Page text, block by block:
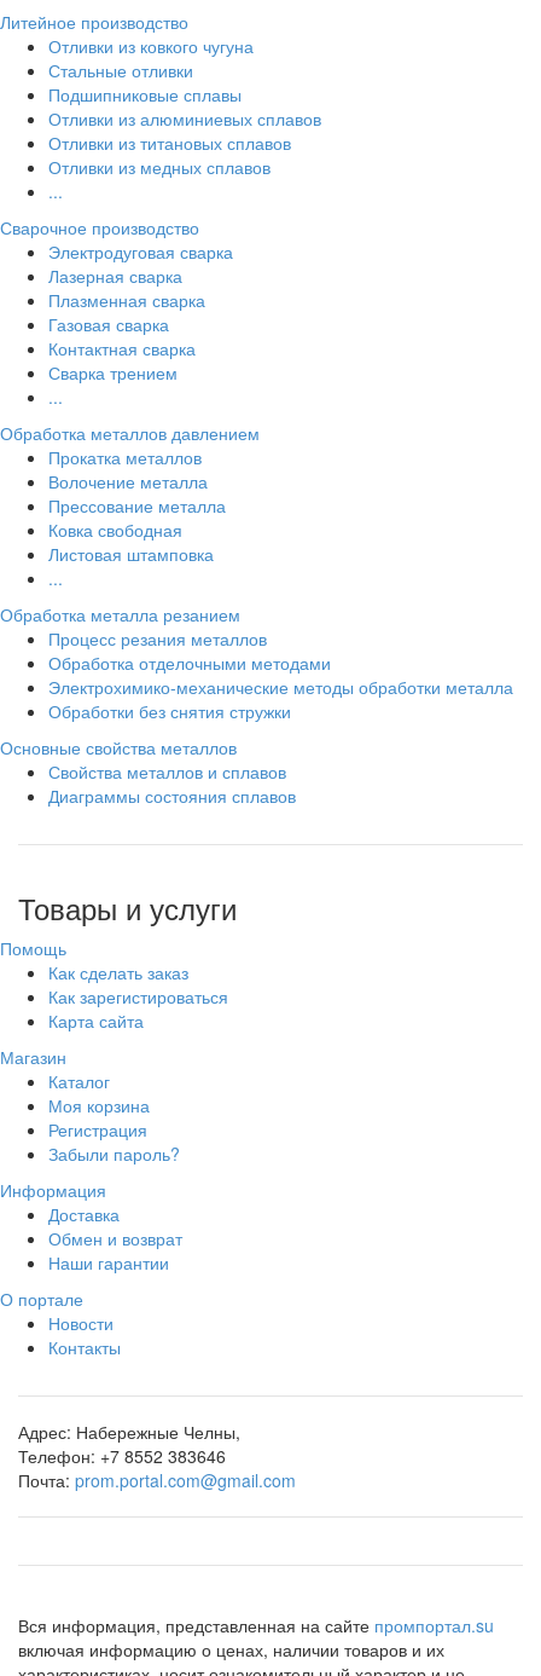
Литейное производство
Отливки из ковкого чугуна
Стальные отливки
Подшипниковые сплавы
Отливки из алюминиевых сплавов
Отливки из титановых сплавов
Отливки из медных сплавов
...
Сварочное производство
Электродуговая сварка
Лазерная сварка
Плазменная сварка
Газовая сварка
Контактная сварка
Сварка трением
...
Обработка металлов давлением
Прокатка металлов
Волочение металла
Прессование металла
Ковка свободная
Листовая штамповка
...
Обработка металла резанием
Процесс резания металлов
Обработка отделочными методами
Электрохимико-механические методы обработки металла
Обработки без снятия стружки
Основные свойства металлов
Свойства металлов и сплавов
Диаграммы состояния сплавов
Товары и услуги
Помощь
Как сделать заказ
Как зарегистироваться
Карта сайта
Магазин
Каталог
Моя корзина
Регистрация
Забыли пароль?
Информация
Доставка
Обмен и возврат
Наши гарантии
О портале
Новости
Контакты
Адрес: Набережные Челны,
Телефон: +7 8552 383646
Почта: prom.portal.com@gmail.com
Вся информация, представленная на сайте промпортал.su
включая информацию о ценах, наличии товаров и их